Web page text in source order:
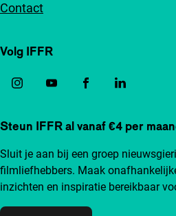
Contact
Volg IFFR
Steun IFFR al vanaf €4 per
Sluit je aan bij een groep
filmliefhebbers. Maak
inzichten en inspiratie bereikbaar